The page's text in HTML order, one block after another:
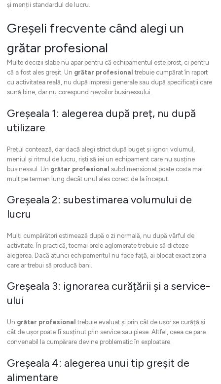
și menții standardul de lucru.
Greșeli frecvente când alegi un
grătar profesional
Multe decizii slabe nu apar pentru că echipamentul este prost, ci pentru
că a fost ales greșit. Un grătar profesional trebuie cumpărat în raport
cu activitatea reală, nu după impresii generale sau după specificații care
sună bine, dar nu corespund nevoilor businessului.
Greșeala 1: alegerea după preț, nu după
utilizare
Prețul contează, dar dacă alegi strict după buget și ignori volumul,
meniul și ritmul de lucru, riști să iei un echipament care nu susține
businessul. Un grătar profesional subdimensionat poate costa mai
mult pe termen lung decât unul ales corect de la început.
Greșeala 2: subestimarea volumului de
lucru
Mulți cumpărători estimează după o zi normală, nu după vârful de
activitate. În practică, tocmai orele aglomerate trebuie să dicteze
alegerea. Dacă atunci echipamentul nu face față, ai blocat exact zona
care ar trebui să producă bani.
Greșeala 3: ignorarea curățării și a service-
ului
Un grătar profesional trebuie evaluat și prin cât de ușor se curăță și
cât de ușor poate fi susținut prin service sau piese. Altfel, ceea ce pare
convenabil la cumpărare devine problematic în exploatare.
Greșeala 4: alegerea unui tip greșit de
alimentare